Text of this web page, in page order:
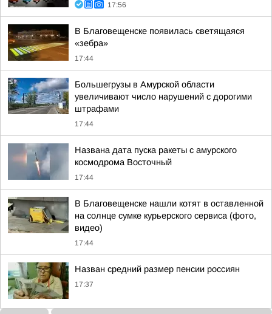
17:56
В Благовещенске появилась светящаяся
«зебра»
17:44
Большегрузы в Амурской области
увеличивают число нарушений с дорогими
штрафами
17:44
Названа дата пуска ракеты с амурского
космодрома Восточный
17:44
В Благовещенске нашли котят в оставленной
на солнце сумке курьерского сервиса (фото,
видео)
17:44
Назван средний размер пенсии россиян
17:37